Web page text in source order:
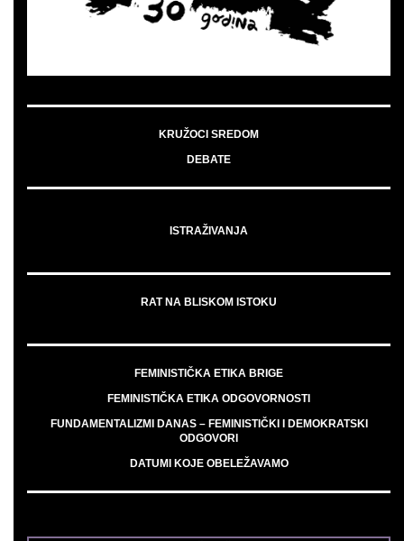
KRUŽOCI SREDOM
DEBATE
ISTRAŽIVANJA
RAT NA BLISKOM ISTOKU
FEMINISTIČKA ETIKA BRIGE
FEMINISTIČKA ETIKA ODGOVORNOSTI
FUNDAMENTALIZMI DANAS – FEMINISTIČKI I DEMOKRATSKI
ODGOVORI
DATUMI KOJE OBELEŽAVAMO